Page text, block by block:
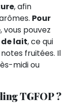
, afin
Pour
, vous pouvez
lait, ce qui
fruitées. Il
midi ou
TGFOP ?